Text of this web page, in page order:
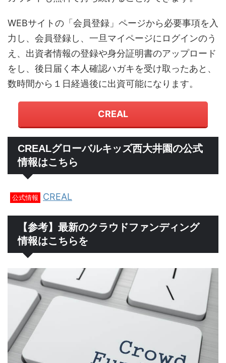
WEBサイトの「会員登録」ページから必要事項を入
力し、会員登録し、一旦マイページにログインのう
え、出資者情報の登録や身分証明書のアップロード
をし、後日届く本人確認ハガキを受け取ったあと、
数時間から１日経過後に出資可能になります。
CREAL
CREALグローバルキッズ西大井園の公式
情報はこちら
公式情報 CREAL
【参考】最新のクラウドファンディング
情報はこちらを